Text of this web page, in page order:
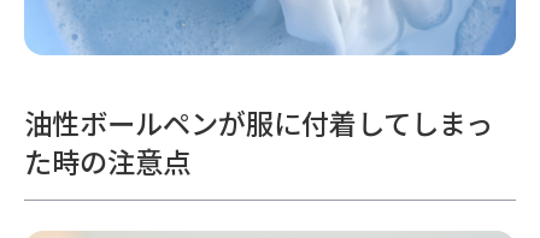
油性ボールペンが服に付着してしまっ
た時の注意点